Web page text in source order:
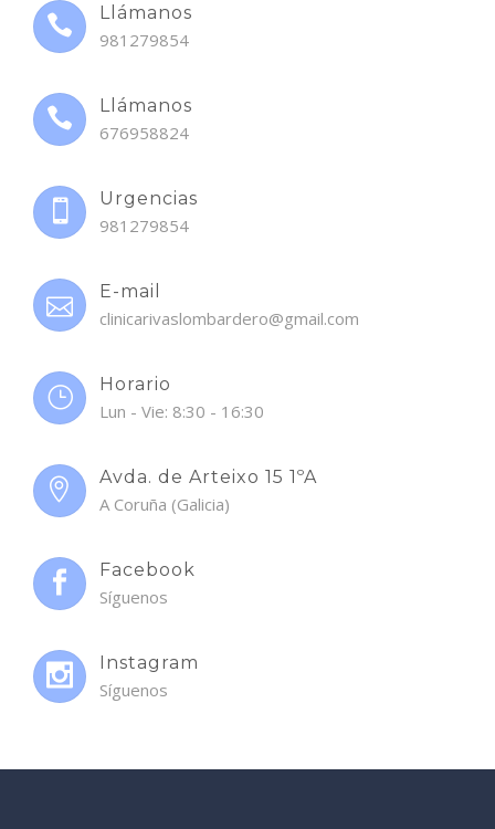
Llámanos
981279854
Llámanos
676958824
Urgencias
981279854
E-mail
clinicarivaslombardero@gmail.com
Horario
Lun - Vie: 8:30 - 16:30
Avda. de Arteixo 15 1ºA
A Coruña (Galicia)
Facebook
Síguenos
Instagram
Síguenos